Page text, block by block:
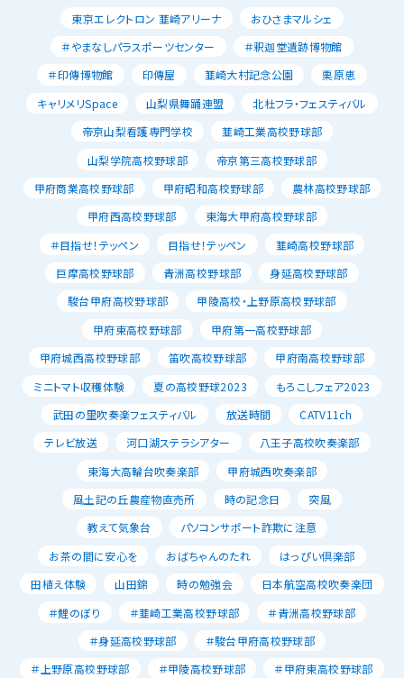
東京エレクトロン 韮崎アリーナ
おひさまマルシェ
＃やまなしパラスポーツセンター
＃釈迦堂遺跡博物館
＃印傳博物館
印傳屋 韮崎大村記念公園
栗原恵
キャリメリSpace
山梨県舞踊連盟
北杜フラ・フェスティバル
帝京山梨看護専門学校
韮崎工業高校野球部
山梨学院高校野球部
帝京第三高校野球部
甲府商業高校野球部
甲府昭和高校野球部
農林高校野球部
甲府西高校野球部
東海大甲府高校野球部
＃目指せ！テッペン
目指せ！テッペン
韮崎高校野球部
巨摩高校野球部
青洲高校野球部
身延高校野球部
駿台甲府高校野球部
甲陵高校・上野原高校野球部
甲府東高校野球部
甲府第一高校野球部
甲府城西高校野球部
笛吹高校野球部
甲府南高校野球部
ミニトマト収穫体験
夏の高校野球2023
もろこしフェア2023
武田の里吹奏楽フェスティバル
放送時間
CATV11ch
テレビ放送
河口湖ステラシアター
八王子高校吹奏楽部
東海大高輪台吹奏楽部
甲府城西吹奏楽部
風土記の丘農産物直売所
時の記念日
突風
教えて気象台
パソコンサポート詐欺に注意
お茶の間に安心を
おばちゃんのたれ
はっぴい倶楽部
田植え体験
山田錦 時の勉強会
日本航空高校吹奏楽団
＃鯉のぼり
＃韮崎工業高校野球部
＃青洲高校野球部
＃身延高校野球部
＃駿台甲府高校野球部
＃上野原高校野球部
＃甲陵高校野球部
＃甲府東高校野球部